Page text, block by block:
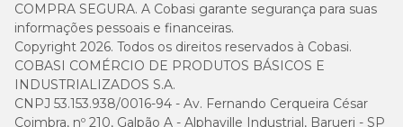
COMPRA SEGURA. A Cobasi garante segurança para suas
informações pessoais e financeiras.
Copyright 2026. Todos os direitos reservados à Cobasi.
COBASI COMÉRCIO DE PRODUTOS BÁSICOS E
INDUSTRIALIZADOS S.A.
CNPJ 53.153.938/0016-94 - Av. Fernando Cerqueira César
Coimbra, nº 210, Galpão A - Alphaville Industrial, Barueri - SP